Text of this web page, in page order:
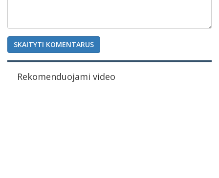
SKAITYTI KOMENTARUS
Rekomenduojami video